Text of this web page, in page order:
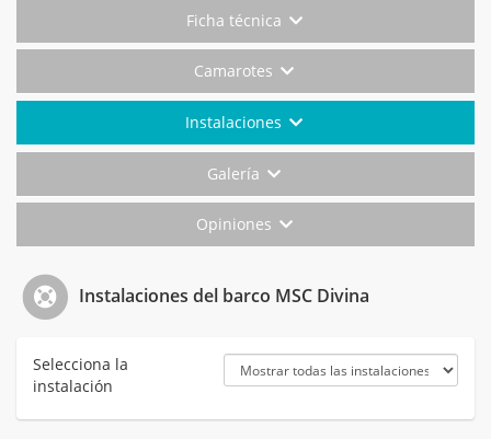
Ficha técnica
Camarotes
Instalaciones
Galería
Opiniones
Instalaciones del barco MSC Divina
Selecciona la
instalación